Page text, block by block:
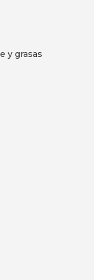
y grasas